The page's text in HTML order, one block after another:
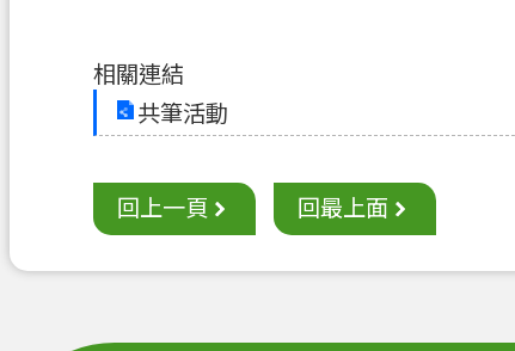
相關連結
共筆活動
回上一頁 回最上面